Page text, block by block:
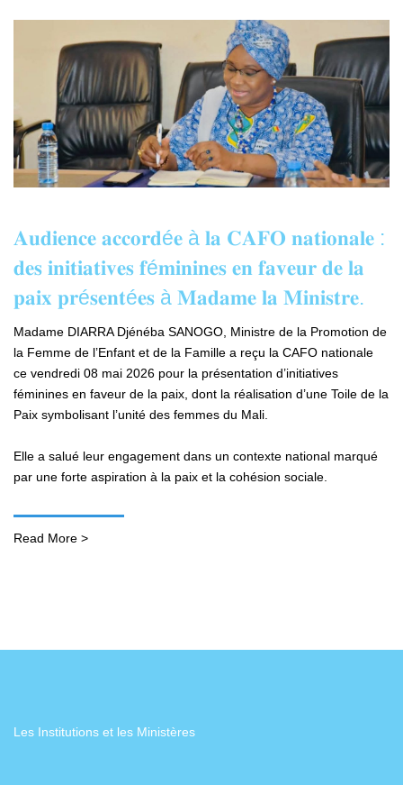
𝐀𝐮𝐝𝐢𝐞𝐧𝐜𝐞 𝐚𝐜𝐜𝐨𝐫𝐝é𝐞 à 𝐥𝐚 𝐂𝐀𝐅𝐎 𝐧𝐚𝐭𝐢𝐨𝐧𝐚𝐥𝐞 :
𝐝𝐞𝐬 𝐢𝐧𝐢𝐭𝐢𝐚𝐭𝐢𝐯𝐞𝐬 𝐟é𝐦𝐢𝐧𝐢𝐧𝐞𝐬 𝐞𝐧 𝐟𝐚𝐯𝐞𝐮𝐫 𝐝𝐞 𝐥𝐚
𝐩𝐚𝐢𝐱 𝐩𝐫é𝐬𝐞𝐧𝐭é𝐞𝐬 à 𝐌𝐚𝐝𝐚𝐦𝐞 𝐥𝐚 𝐌𝐢𝐧𝐢𝐬𝐭𝐫𝐞.
Madame DIARRA Djénéba SANOGO, Ministre de la Promotion de
la Femme de l’Enfant et de la Famille a reçu la CAFO nationale
ce vendredi 08 mai 2026 pour la présentation d’initiatives
féminines en faveur de la paix, dont la réalisation d’une Toile de la
Paix symbolisant l’unité des femmes du Mali.
Elle a salué leur engagement dans un contexte national marqué
par une forte aspiration à la paix et la cohésion sociale.
Read More >
Les Institutions et les Ministères